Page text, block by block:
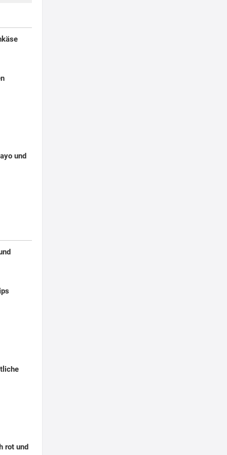
und
rot und